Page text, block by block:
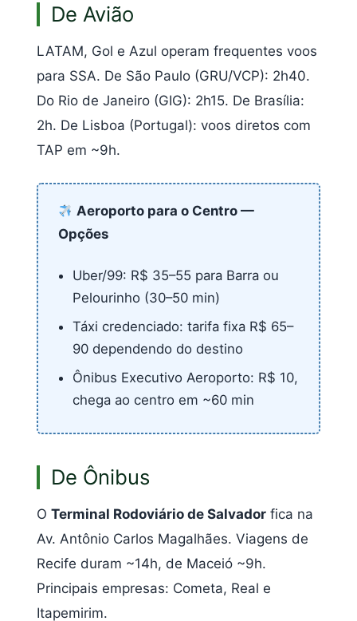
De Avião
LATAM, Gol e Azul operam frequentes voos
para SSA. De São Paulo (GRU/VCP): 2h40.
Do Rio de Janeiro (GIG): 2h15. De Brasília:
2h. De Lisboa (Portugal): voos diretos com
TAP em ~9h.
Aeroporto para o Centro —
Opções
Uber/99: R$ 35–55 para Barra ou
Pelourinho (30–50 min)
Táxi credenciado: tarifa fixa R$ 65–
90 dependendo do destino
Ônibus Executivo Aeroporto: R$ 10,
chega ao centro em ~60 min
De Ônibus
O Terminal Rodoviário de Salvador fica na
Av. Antônio Carlos Magalhães. Viagens de
Recife duram ~14h, de Maceió ~9h.
Principais empresas: Cometa, Real e
Itapemirim.